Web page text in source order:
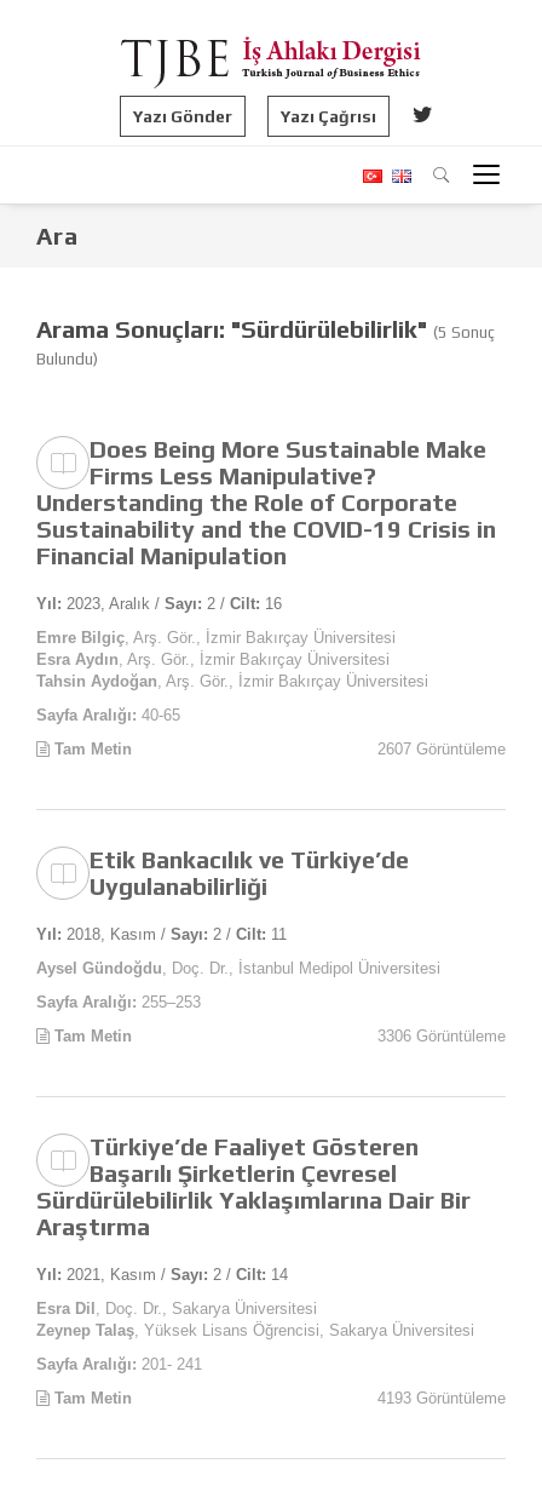
Yazı Gönder Yazı Çağrısı
Ara
Arama Sonuçları: "Sürdürülebilirlik" (5 Sonuç
Bulundu)
Does Being More Sustainable Make
Firms Less Manipulative?
Understanding the Role of Corporate
Sustainability and the COVID-19 Crisis in
Financial Manipulation
Yıl: 2023, Aralık / Sayı: 2 / Cilt: 16
Emre Bilgiç , Arş. Gör., İzmir Bakırçay Üniversitesi
Esra Aydın , Arş. Gör., İzmir Bakırçay Üniversitesi
Tahsin Aydoğan , Arş. Gör., İzmir Bakırçay Üniversitesi
Sayfa Aralığı: 40-65
Tam Metin
2607 Görüntüleme
Etik Bankacılık ve Türkiye’de
Uygulanabilirliği
Yıl: 2018, Kasım / Sayı: 2 / Cilt: 11
Aysel Gündoğdu , Doç. Dr., İstanbul Medipol Üniversitesi
Sayfa Aralığı: 255–253
Tam Metin
3306 Görüntüleme
Türkiye’de Faaliyet Gösteren
Başarılı Şirketlerin Çevresel
Sürdürülebilirlik Yaklaşımlarına Dair Bir
Araştırma
Yıl: 2021, Kasım / Sayı: 2 / Cilt: 14
Esra Dil , Doç. Dr., Sakarya Üniversitesi
Zeynep Talaş , Yüksek Lisans Öğrencisi, Sakarya Üniversitesi
Sayfa Aralığı: 201- 241
Tam Metin
4193 Görüntüleme